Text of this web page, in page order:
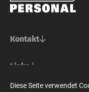
Kontakt
Basel/Nordwestschweiz
Steinenvorstadt 73
Bern/Mittelland
Links
Für Stellensuchende
Diese Seite verwendet